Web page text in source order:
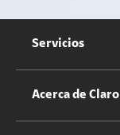
Servicios
Servicios Móviles
Acerca de Claro